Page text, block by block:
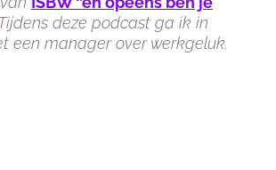
deze podcast ga ik in
een manager over werkgeluk.